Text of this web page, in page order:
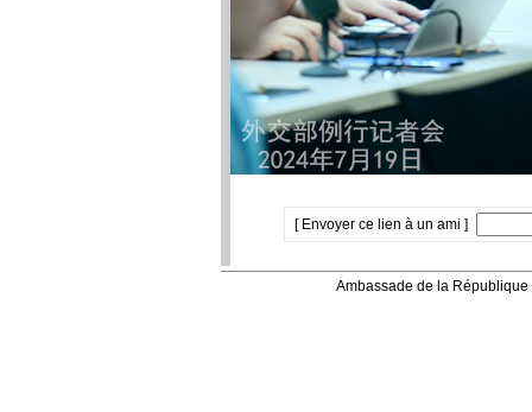
[ Envoyer ce lien à un ami ]
Ambassade de la